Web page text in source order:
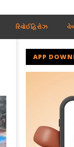
રિવોઈહિરોઝ
APP